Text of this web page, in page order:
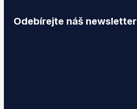
Odebírejte náš newsletter